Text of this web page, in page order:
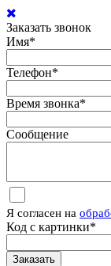
Заказать звонок
Имя*
Телефон*
Время звонка*
Сообщение
Я согласен на
Код с картинки*
Заказать